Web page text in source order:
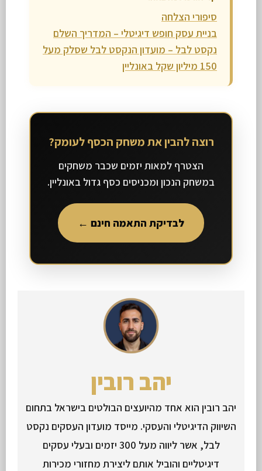
סיפורי הצלחה
בניית עסק חופש דיגיטלי – המדריך השלם
נקסט לבל – מועדון הנקסט לבל שסלק מעל
150 מיליון שקל באונליין
רוצה להבין את משחק הכסף לעומק?
הצטרף למאות יזמים שכבר משחקים
במשחק הנכון ומכניסים כסף גדול באונליין.
לבדיקת התאמה חינם ←
יהב רובין
יהב רובין הוא אחד מהיועצים הבולטים בישראל בתחום
השיווק הדיגיטלי והעסקי. מייסד מועדון העסקים נקסט
לבל, אשר ליווה מעל 300 יזמים ובעלי עסקים
דיגיטליים והוביל אותם ליצירת מחזורי מכירות